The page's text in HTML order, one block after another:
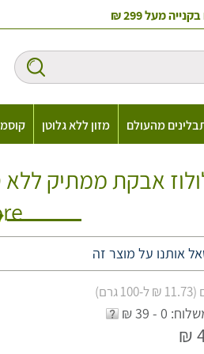
מעל 299 ₪
מהעולם מזון ללא גלוטן
אותנו על מוצר זה
0 - 39 ₪